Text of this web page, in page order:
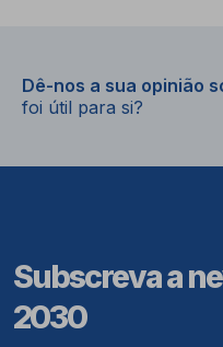
Dê-nos a sua opinião
foi útil para si?
Subscreva a
2030